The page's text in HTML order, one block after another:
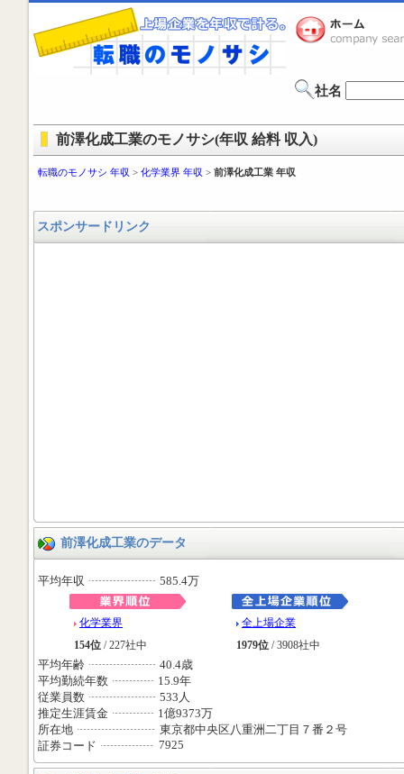
社名
前澤化成工業のモノサシ(年収 給料 収入)
転職のモノサシ 年収 > 化学業界 年収 > 前澤化成工業 年収
スポンサードリンク
前澤化成工業のデータ
平均年収 585.4万
化学業界
154位 / 227社中
全上場企業
1979位 / 3908社中
平均年齢
40.4歳
平均勤続年数
15.9年
従業員数
533人
推定生涯賃金
1億9373万
所在地
東京都中央区八重洲二丁目７番２号
証券コード
7925